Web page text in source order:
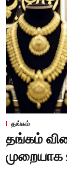
தங்கம்
தங்கம்
முறையாக